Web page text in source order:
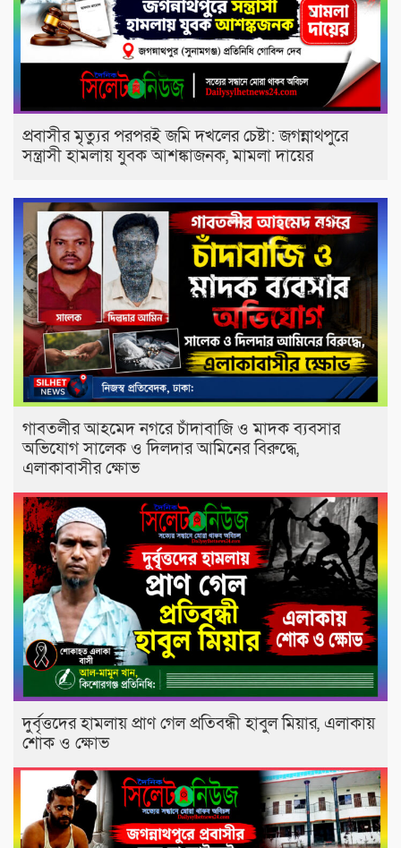
প্রবাসীর মৃত্যুর পরপরই জমি দখলের চেষ্টা: জগন্নাথপুরে
সন্ত্রাসী হামলায় যুবক আশঙ্কাজনক, মামলা দায়ের
​গাবতলীর আহমেদ নগরে চাঁদাবাজি ও মাদক ব্যবসার
অভিযোগ সালেক ও দিলদার আমিনের বিরুদ্ধে,
এলাকাবাসীর ক্ষোভ
দুর্বৃত্তদের হামলায় প্রাণ গেল প্রতিবন্ধী হাবুল মিয়ার, এলাকায়
শোক ও ক্ষোভ